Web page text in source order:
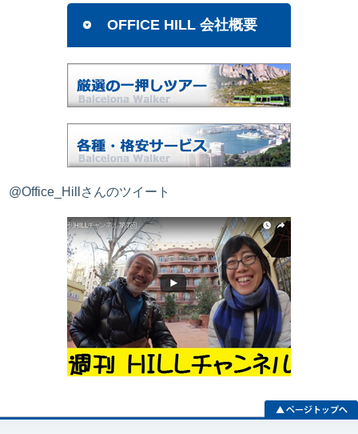
OFFICE HILL 会社概要
@Office_Hillさんのツイート